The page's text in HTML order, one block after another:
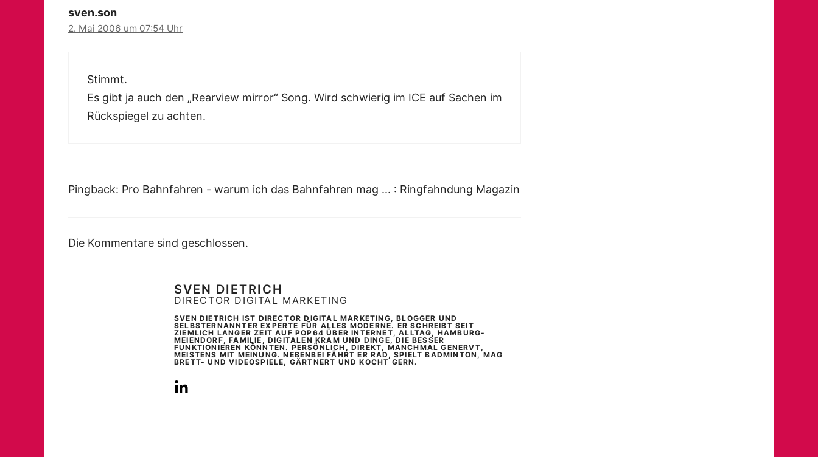
sven.son
2. Mai 2006 um 07:54 Uhr
Stimmt.
Es gibt ja auch den „Rearview mirror“ Song. Wird schwierig im ICE auf Sachen im
Rückspiegel zu achten.
Pingback: Pro Bahnfahren - warum ich das Bahnfahren mag ... : Ringfahndung Magazin
Die Kommentare sind geschlossen.
SVEN DIETRICH
DIRECTOR DIGITAL MARKETING
SVEN DIETRICH IST DIRECTOR DIGITAL MARKETING, BLOGGER UND
SELBSTERNANNTER EXPERTE FÜR ALLES MODERNE. ER SCHREIBT SEIT
ZIEMLICH LANGER ZEIT AUF POP64 ÜBER INTERNET, ALLTAG, HAMBURG-
MEIENDORF, FAMILIE, DIGITALEN KRAM UND DINGE, DIE BESSER
FUNKTIONIEREN KÖNNTEN. PERSÖNLICH, DIREKT, MANCHMAL GENERVT,
MEISTENS MIT MEINUNG. NEBENBEI FÄHRT ER RAD, SPIELT BADMINTON, MAG
BRETT- UND VIDEOSPIELE, GÄRTNERT UND KOCHT GERN.